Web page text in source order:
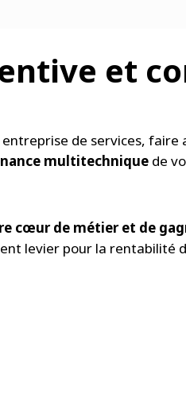
et
de services,
multitechnique de
cœur de métier et de
levier pour la rentabilité